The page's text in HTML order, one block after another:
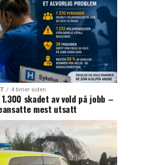
4 timer siden
1.300 skadet av vold på jobb –
mest utsatt